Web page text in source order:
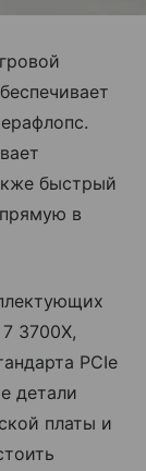
быстрый
в
3700X,
PCIe
детали
платы и